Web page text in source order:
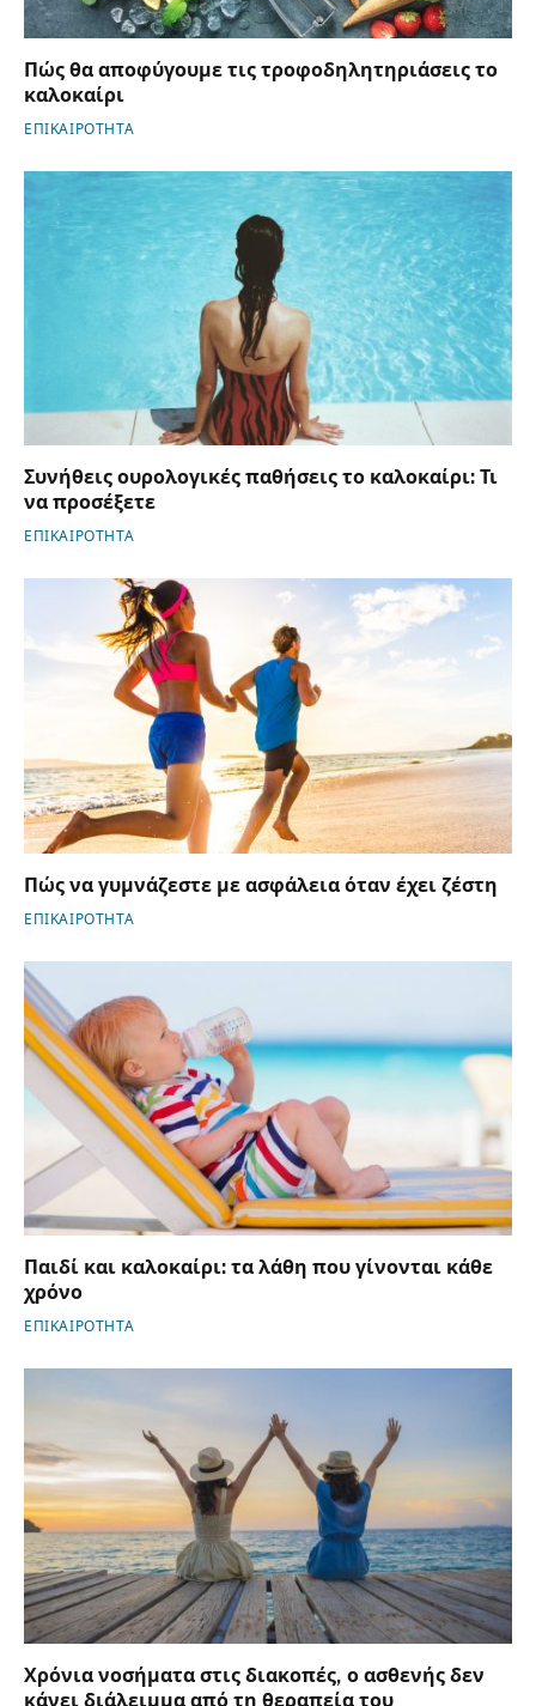
Πώς θα αποφύγουμε τις τροφοδηλητηριάσεις το
καλοκαίρι
ΕΠΙΚΑΙΡΟΤΗΤΑ
Συνήθεις ουρολογικές παθήσεις το καλοκαίρι: Τι
να προσέξετε
ΕΠΙΚΑΙΡΟΤΗΤΑ
Πώς να γυμνάζεστε με ασφάλεια όταν έχει ζέστη
ΕΠΙΚΑΙΡΟΤΗΤΑ
Παιδί και καλοκαίρι: τα λάθη που γίνονται κάθε
χρόνο
ΕΠΙΚΑΙΡΟΤΗΤΑ
Χρόνια νοσήματα στις διακοπές, ο ασθενής δεν
κάνει διάλειμμα από τη θεραπεία του